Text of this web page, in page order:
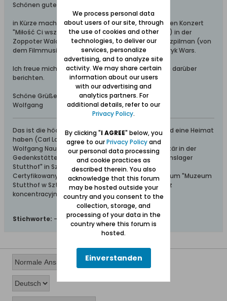
Schönen guten Nachmittag,
in Kürze machen wir uns auf den Weg. Zum heutigen Konzert
"Miłość Ci wszystko wybaczy" (Liebe verzeiht alles) in der
Zoppoter Waldoper mit Schlagern von Władisław Szpilman (von
dem Filmmusik in "Der Pianist" stammt") und Henryk Wars.
Ich freue mich schon ungeheuer darauf und werde darüber
berichten.
Schöne Grüße aus dem Werder
Wolfgang
Das ist die höchste aller Gaben: Geborgen sein und eine Heimat
haben (Carl Lange)
Wolfgang Naujocks: Zertifizierter Führer und Volontär in der
Gedenkstätte/Museum "Deutsches Konzentrationslager
Stutthof" in Sztutowo
Certyfikowany przewodnik i wolontariusz po muzeum "Muzeum
Stutthof w Sztutowie - Niemiecki nazistowski obóz
koncentracyjny i zagłady"
Stichworte: -
We process personal data
about users of our site, through
the use of cookies and other
technologies, to deliver our
services, personalize
advertising, and to analyze site
activity. We may share certain
information about our users
with our advertising and
analytics partners. For
additional details, refer to our
Privacy Policy.
By clicking "I AGREE" below, you
agree to ourPrivacy Policyand
our personal data processing
and cookie practices as
described therein. You also
acknowledge that this forum
may be hosted outside your
country and you consent to the
collection, storage, and
processing of your data in the
country where this forum is
hosted.
Einverstanden